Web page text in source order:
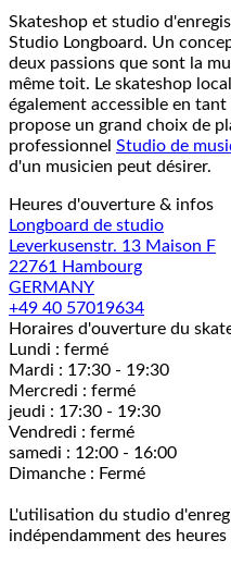
Skateshop et studio
Studio Longboard. Un
deux passions que sont la
même toit. Le skateshop
également accessible en
propose un grand choix de
professionnel Studio de
d'un musicien peut désirer.
Heures d'ouverture & infos
Longboard de studio
Leverkusenstr. 13 Maison F
22761 Hambourg
GERMANY
+49 40 57019634
Horaires d'ouverture du
Lundi : fermé
Mardi : 17:30 - 19:30
Mercredi : fermé
jeudi : 17:30 - 19:30
Vendredi : fermé
samedi : 12:00 - 16:00
Dimanche : Fermé
L'utilisation du studio
indépendamment des